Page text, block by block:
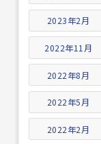
2023年2月
2022年11月
2022年8月
2022年5月
2022年2月